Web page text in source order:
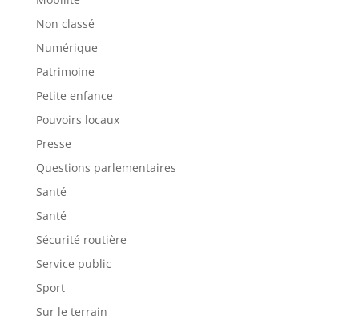
Non classé
Numérique
Patrimoine
Petite enfance
Pouvoirs locaux
Presse
Questions parlementaires
Santé
Santé
Sécurité routière
Service public
Sport
Sur le terrain